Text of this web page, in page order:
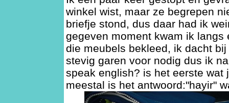
winkel wist, maar ze begrepen
briefje stond, dus daar had ik
gegeven moment kwam ik langs
die meubels bekleed, ik dacht
stevig garen voor nodig dus ik
speak english? is het eerste wat
meestal is het antwoord:"hayir"